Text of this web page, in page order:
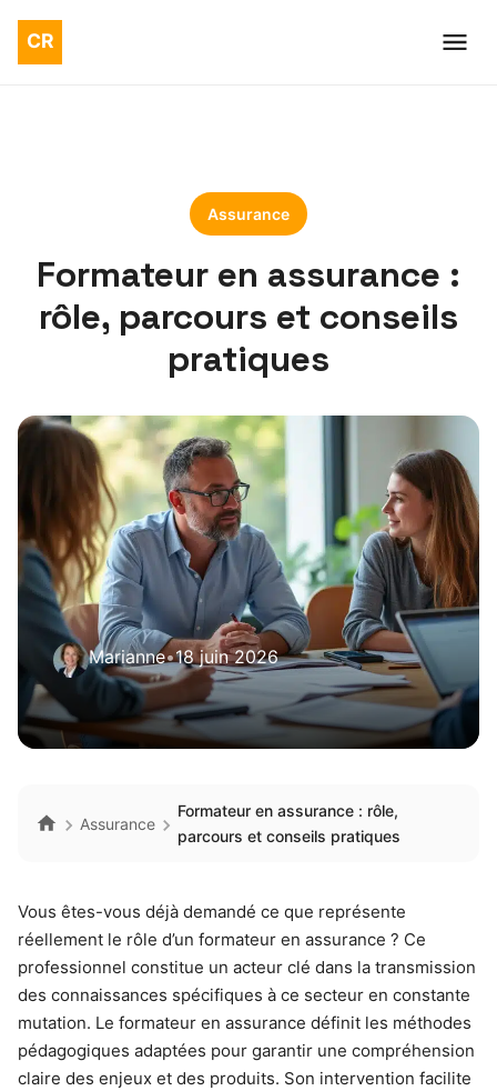
Assurance
Formateur en assurance :
rôle, parcours et conseils
pratiques
Marianne•18 juin 2026
Assurance
Formateur en assurance : rôle,
parcours et conseils pratiques
Vous êtes-vous déjà demandé ce que représente
réellement le rôle d’un formateur en assurance ? Ce
professionnel constitue un acteur clé dans la transmission
des connaissances spécifiques à ce secteur en constante
mutation. Le formateur en assurance définit les méthodes
pédagogiques adaptées pour garantir une compréhension
claire des enjeux et des produits. Son intervention facilite